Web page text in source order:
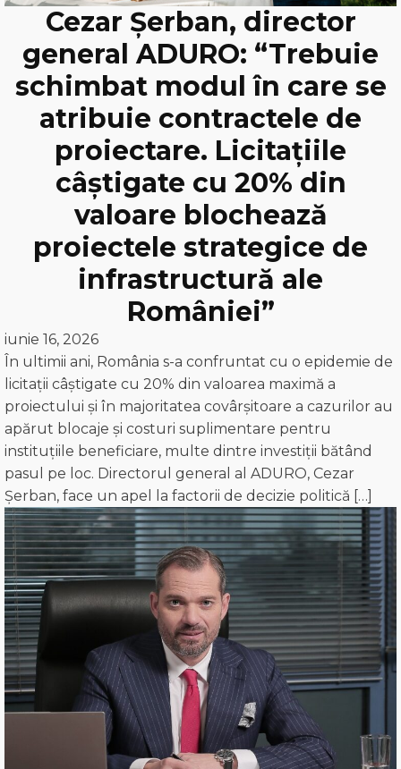
Cezar Șerban, director
general ADURO: “Trebuie
schimbat modul în care se
atribuie contractele de
proiectare. Licitațiile
câștigate cu 20% din
valoare blochează
proiectele strategice de
infrastructură ale
României”
iunie 16, 2026
În ultimii ani, România s-a confruntat cu o epidemie de
licitații câștigate cu 20% din valoarea maximă a
proiectului și în majoritatea covârșitoare a cazurilor au
apărut blocaje și costuri suplimentare pentru
instituțiile beneficiare, multe dintre investiții bătând
pasul pe loc. Directorul general al ADURO, Cezar
Șerban, face un apel la factorii de decizie politică […]